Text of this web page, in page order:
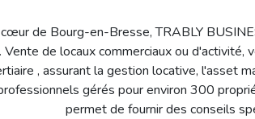
de Bourg-en-Bresse, TRABLY
de locaux commerciaux ou
, assurant la gestion locative, l'asset
gérés pour environ 300
permet de fournir des conseils